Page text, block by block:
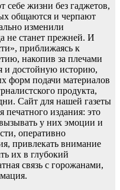
себе жизни без гаджетов,
общаются и черпают
изменили
не станет прежней. И
приближаясь к
накопив за плечами
и достойную историю,
форм подачи материалов
продукта,
Сайт для нашей газеты
печатного издания: это
у них эмоции и
оперативно
привлекать внимание
их в глубокий
связь с горожанами,